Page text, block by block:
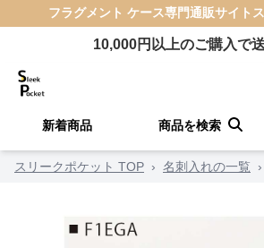
フラグメント ケース専門通販サイト
10,000円以上のご購入で
新着商品 商品を検索
スリークポケット TOP › 名刺入れの一覧 ›